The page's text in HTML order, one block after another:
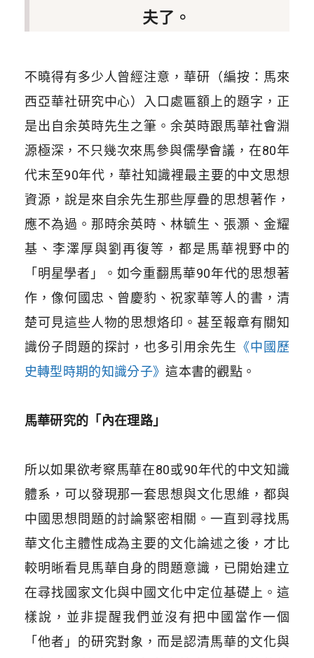
夫了。
不曉得有多少人曾經注意，華研（編按：馬來
西亞華社研究中心）入口處匾額上的題字，正
是出自余英時先生之筆。余英時跟馬華社會淵
源極深，不只幾次來馬參與儒學會議，在80年
代末至90年代，華社知識裡最主要的中文思想
資源，說是來自余先生那些厚疊的思想著作，
應不為過。那時余英時、林毓生、張灝、金耀
基、李澤厚與劉再復等，都是馬華視野中的
「明星學者」。如今重翻馬華90年代的思想著
作，像何國忠、曾慶豹、祝家華等人的書，清
楚可見這些人物的思想烙印。甚至報章有關知
識份子問題的探討，也多引用余先生 《中國歷
史轉型時期的知識分子》這本書的觀點。
馬華研究的「內在理路」
所以如果欲考察馬華在80或90年代的中文知識
體系，可以發現那一套思想與文化思維，都與
中國思想問題的討論緊密相關。一直到尋找馬
華文化主體性成為主要的文化論述之後，才比
較明晰看見馬華自身的問題意識，已開始建立
在尋找國家文化與中國文化中定位基礎上。這
樣說，並非提醒我們並沒有把中國當作一個
「他者」的研究對象，而是認清馬華的文化與